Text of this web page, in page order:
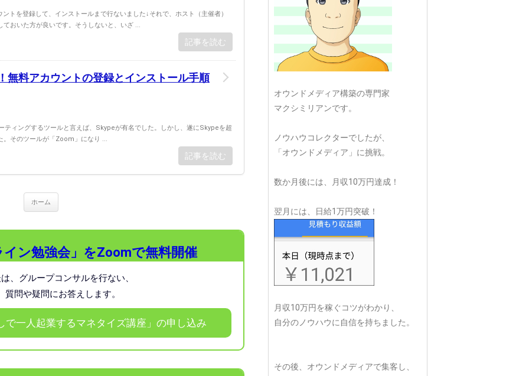
トを登録して、インストールまで行ないました↓それで、ホスト（主催者）
ておいた方が良いです。そうしないと、いざ ...
記事を読む
無料アカウントの登録とインストール手順
ティングするツールと言えば、Skypeが有名でした。しかし、遂にSkypeを超
。そのツールが「Zoom」になり ...
記事を読む
ホーム
ン勉強会」をZoomで無料開催
、グループコンサルを行ない、
質問や疑問にお答えします。
で一人起業するマネタイズ講座」の申し込み
オウンドメディア構築の専門家
マクシミリアンです。
ノウハウコレクターでしたが、
「オウンドメディア」に挑戦。
数か月後には、月収10万円達成！
翌月には、日給1万円突破！
月収10万円を稼ぐコツがわかり、
自分のノウハウに自信を持ちました。
その後、オウンドメディアで集客し、